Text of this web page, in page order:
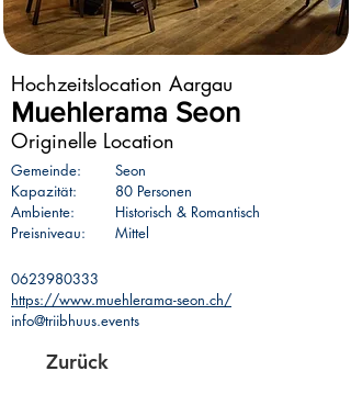
Hochzeitslocation Aargau
Muehlerama Seon
Originelle Location
Gemeinde:
Seon
Kapazität:
80 Personen
Ambiente:
Historisch & Romantisch
Preisniveau:
Mittel
0623980333
https://www.muehlerama-seon.ch/
info@triibhuus.events
Zurück